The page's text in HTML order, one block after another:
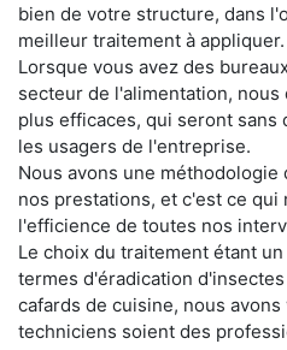
bien de votre structure, dans
meilleur traitement à appliquer.
Lorsque vous avez des
secteur de l'alimentation,
plus efficaces, qui seront
les usagers de l'entreprise.
Nous avons une
nos prestations, et c'est ce
l'efficience de toutes nos
Le choix du traitement étant
termes d'éradication
cafards de cuisine, nous
techniciens soient des